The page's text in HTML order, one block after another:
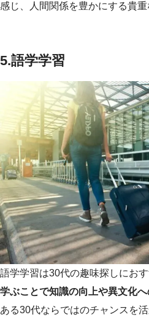
感じ、人間関係を豊かにする貴重
5.語学学習
語学学習は30代の趣味探しにおす
学ぶことで知識の向上や異文化へ
ある30代ならではのチャンスを